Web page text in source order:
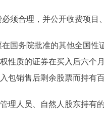
须合理，并公开收费项目
国务院批准的其他全国
性质的证券在买入后六个
包销售后剩余股票而持有
理人员、自然人股东持有